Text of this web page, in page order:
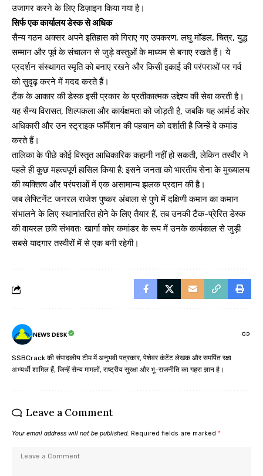
उजागर करने के लिए डिज़ाइन किया गया है।
सिर्फ एक कार्यालय डेस्क से अधिक
सैन्य गठन अक्सर अपने इतिहास को गिराए गए उपकरण, लघु मॉडल, चित्र, युद्ध
सम्मान और पूर्व के संचालन से जुड़े वस्तुओं के माध्यम से बनाए रखते हैं। ये
प्रदर्शन संस्थागत स्मृति को बनाए रखने और किसी इकाई की परंपराओं पर गर्व
को सुदृढ़ करने में मदद करते हैं।
टैंक के आकार की डेस्क इसी प्रकार के प्रतीकात्मक उद्देश्य की सेवा करती है।
यह सैन्य विरासत, शिल्पकला और कार्यक्षमता को जोड़ती है, जबकि यह आर्मर्ड कोर
अधिकारी और उन स्ट्राइक फॉर्मेशन की पहचान को दर्शाती है जिन्हें वे कमांड
करते हैं।
तालिका के पीछे कोई विस्तृत आधिकारिक कहानी नहीं हो सकती, लेकिन तस्वीर ने
पहले ही कुछ महत्वपूर्ण हासिल किया है: इसने जनता को भारतीय सेना के मुख्यालय
की व्यक्तित्व और परंपराओं में एक असामान्य झलक प्रदान की है।
जब लेफ्टिनेंट जनरल राजेश पुष्कर अंबाला से पुणे में दक्षिणी कमान का कमान
संभालने के लिए स्थानांतरित होने के लिए तैयार हैं, तब उनकी टैंक-प्रेरित डेस्क
की वायरल छवि संभवतः खार्गा कोर कमांडर के रूप में उनके कार्यकाल से जुड़ी
सबसे यादगार तस्वीरों में से एक बनी रहेगी।
NEWS DESK
SSBCrack की संपादकीय टीम में अनुभवी पत्रकार, पेशेवर कंटेंट लेखक और समर्पित रक्षा
अभ्यर्थी शामिल हैं, जिन्हें सैन्य मामलों, राष्ट्रीय सुरक्षा और भू-राजनीति का गहरा ज्ञान है।
Leave a Comment
Your email address will not be published. Required fields are marked *